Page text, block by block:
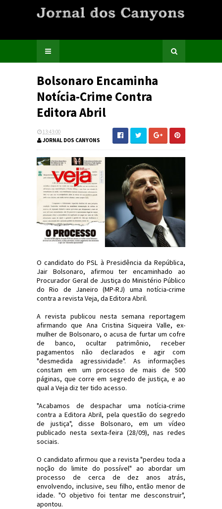
Bolsonaro Encaminha
Notícia-Crime Contra
Editora Abril
13:43:00
JORNAL DOS CANYONS
O candidato do PSL à Presidência da República,
Jair Bolsonaro, afirmou ter encaminhado ao
Procurador Geral de Justiça do Ministério Público
do Rio de Janeiro (MP-RJ) uma notícia-crime
contra a revista Veja, da Editora Abril.
A revista publicou nesta semana reportagem
afirmando que Ana Cristina Siqueira Valle, ex-
mulher de Bolsonaro, o acusa de furtar um cofre
de banco, ocultar patrimônio, receber
pagamentos não declarados e agir com
"desmedida agressividade". As informações
constam em um processo de mais de 500
páginas, que corre em segredo de justiça, e ao
qual a Veja diz ter tido acesso.
"Acabamos de despachar uma notícia-crime
contra a Editora Abril, pela questão do segredo
de justiça", disse Bolsonaro, em um vídeo
publicado nesta sexta-feira (28/09), nas redes
sociais.
O candidato afirmou que a revista "perdeu toda a
noção do limite do possível" ao abordar um
processo de cerca de dez anos atrás,
envolvendo, inclusive, seu filho, então menor de
idade. "O objetivo foi tentar me desconstruir",
apontou.